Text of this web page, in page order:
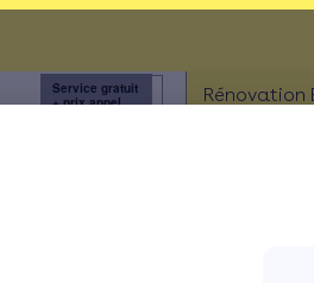
3456
Service gratuit
+ prix appel
Rénovation